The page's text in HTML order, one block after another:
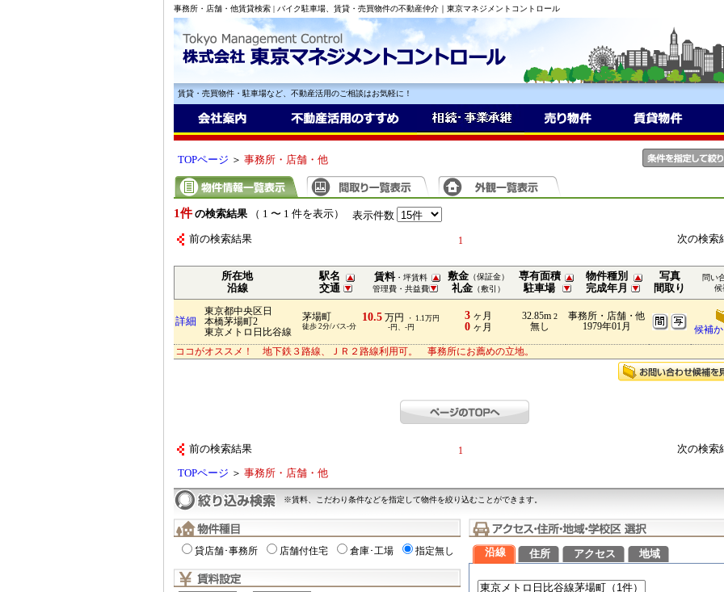
事務所・店舗・他賃貸検索 | バイク駐車場、賃貸・売買物件の不動産仲介｜東京マネジメントコントロール
賃貸・売買物件・駐車場など、不動産活用のご相談はお気軽に！
TOPページ ＞ 事務所・店舗・他
1件 の検索結果（ 1 〜 1 件を表示） 表示件数
前の検索結果 1 次の検
所在地
沿線
駅名
交通
賃料・坪賃料
管理費・共益費
敷金（保証金）
礼金（敷引）
専有面積
駐車場
物件種別
完成年月
写真
間取り
問い
候
詳細
東京都中央区日
本橋茅場町2
東京メトロ日比谷線
茅場町
徒歩 2分/バス-分
10.5 万円
・ 1.1万円
-円、-円
3ヶ月
0ヶ月
32.85m 2
無し
事務所・店舗・他
1979年01月
候補
ココがオススメ！ 地下鉄３路線、ＪＲ２路線利用可。 事務所にお薦めの立地。
前の検索結果 1 次の検
TOPページ ＞ 事務所・店舗・他
※賃料、こだわり条件などを指定して物件を絞り込むことができます。
貸店舗･事務所 店舗付住宅 倉庫･工場 指定無し 沿線 住所 アクセス 地域